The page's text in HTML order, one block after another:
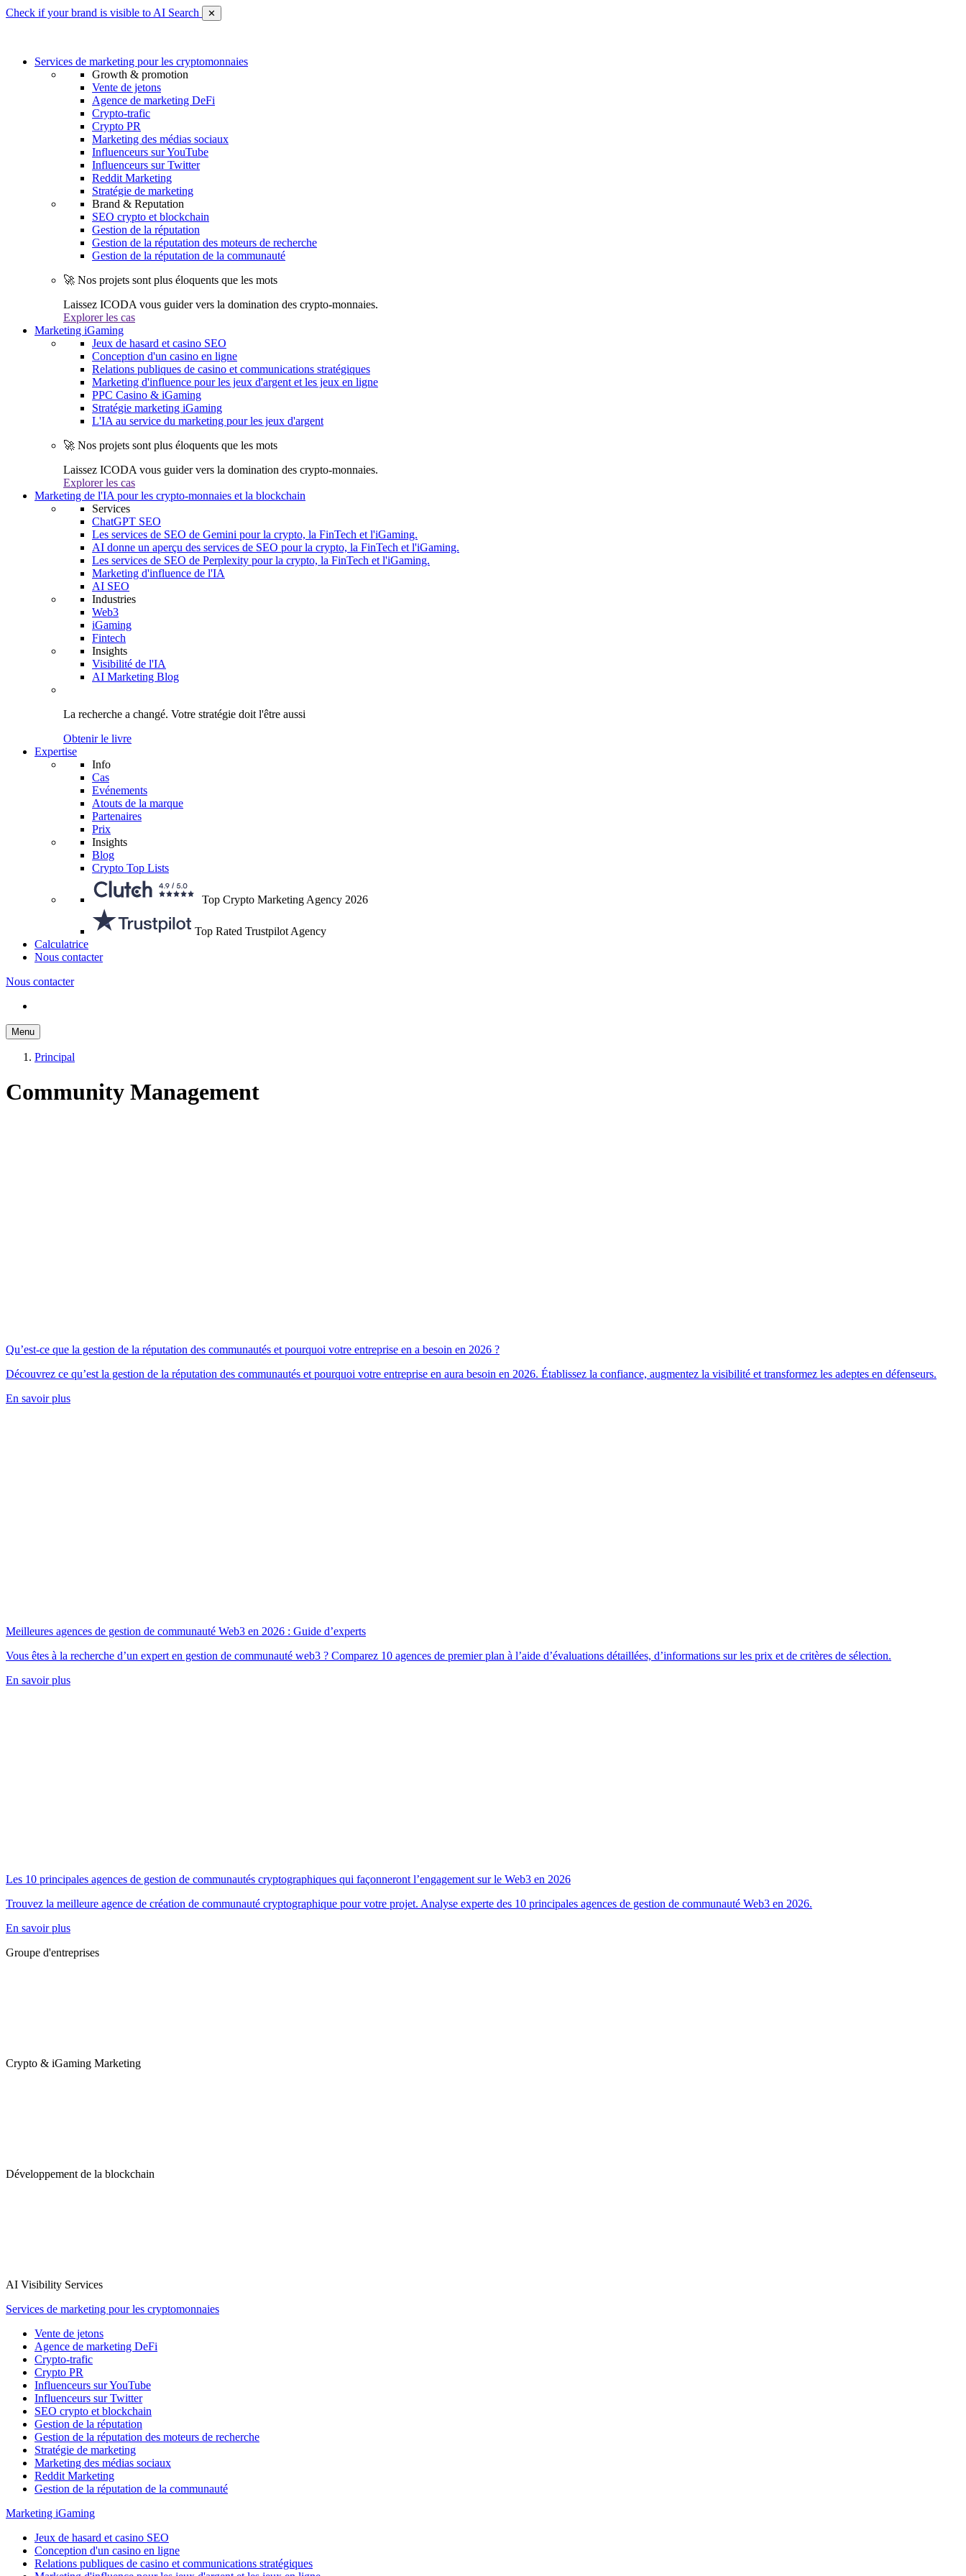
Check if your brand is visible to AI Search ✕
Services de marketing pour les cryptomonnaies
Growth & promotion
Vente de jetons
Agence de marketing DeFi
Crypto-trafic
Crypto PR
Marketing des médias sociaux
Influenceurs sur YouTube
Influenceurs sur Twitter
Reddit Marketing
Stratégie de marketing
Brand & Reputation
SEO crypto et blockchain
Gestion de la réputation
Gestion de la réputation des moteurs de recherche
Gestion de la réputation de la communauté
🚀 Nos projets sont plus éloquents que les mots
Laissez ICODA vous guider vers la domination des crypto-monnaies.
Explorer les cas
Marketing iGaming
Jeux de hasard et casino SEO
Conception d'un casino en ligne
Relations publiques de casino et communications stratégiques
Marketing d'influence pour les jeux d'argent et les jeux en ligne
PPC Casino & iGaming
Stratégie marketing iGaming
L'IA au service du marketing pour les jeux d'argent
🚀 Nos projets sont plus éloquents que les mots
Laissez ICODA vous guider vers la domination des crypto-monnaies.
Explorer les cas
Marketing de l'IA pour les crypto-monnaies et la blockchain
Services
ChatGPT SEO
Les services de SEO de Gemini pour la crypto, la FinTech et l'iGaming.
AI donne un aperçu des services de SEO pour la crypto, la FinTech et l'iGaming.
Les services de SEO de Perplexity pour la crypto, la FinTech et l'iGaming.
Marketing d'influence de l'IA
AI SEO
Industries
Web3
iGaming
Fintech
Insights
Visibilité de l'IA
AI Marketing Blog
La recherche a changé. Votre stratégie doit l'être aussi
Obtenir le livre
Expertise
Info
Cas
Evénements
Atouts de la marque
Partenaires
Prix
Insights
Blog
Crypto Top Lists
Top Crypto Marketing Agency 2026
Top Rated Trustpilot Agency
Calculatrice
Nous contacter
Nous contacter
Menu
Principal
Community Management
Qu’est-ce que la gestion de la réputation des communautés et pourquoi votre entreprise en a besoin en 2026 ?
Découvrez ce qu’est la gestion de la réputation des communautés et pourquoi votre entreprise en aura besoin en 2026. Établissez la confiance, augmentez la visibilité et transformez les adeptes en défenseurs.
En savoir plus
Meilleures agences de gestion de communauté Web3 en 2026 : Guide d’experts
Vous êtes à la recherche d’un expert en gestion de communauté web3 ? Comparez 10 agences de premier plan à l’aide d’évaluations détaillées, d’informations sur les prix et de critères de sélection.
En savoir plus
Les 10 principales agences de gestion de communautés cryptographiques qui façonneront l’engagement sur le Web3 en 2026
Trouvez la meilleure agence de création de communauté cryptographique pour votre projet. Analyse experte des 10 principales agences de gestion de communauté Web3 en 2026.
En savoir plus
Groupe d'entreprises
Crypto & iGaming Marketing
Développement de la blockchain
AI Visibility Services
Services de marketing pour les cryptomonnaies
Vente de jetons
Agence de marketing DeFi
Crypto-trafic
Crypto PR
Influenceurs sur YouTube
Influenceurs sur Twitter
SEO crypto et blockchain
Gestion de la réputation
Gestion de la réputation des moteurs de recherche
Stratégie de marketing
Marketing des médias sociaux
Reddit Marketing
Gestion de la réputation de la communauté
Marketing iGaming
Jeux de hasard et casino SEO
Conception d'un casino en ligne
Relations publiques de casino et communications stratégiques